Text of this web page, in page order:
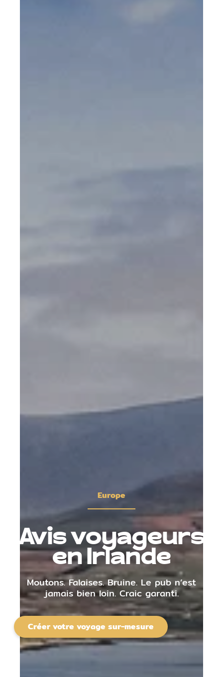
Europe
Avis voyageurs
en Irlande
Moutons. Falaises. Bruine. Le pub n’est
jamais bien loin. Craic garanti.
Créer votre voyage sur-mesure